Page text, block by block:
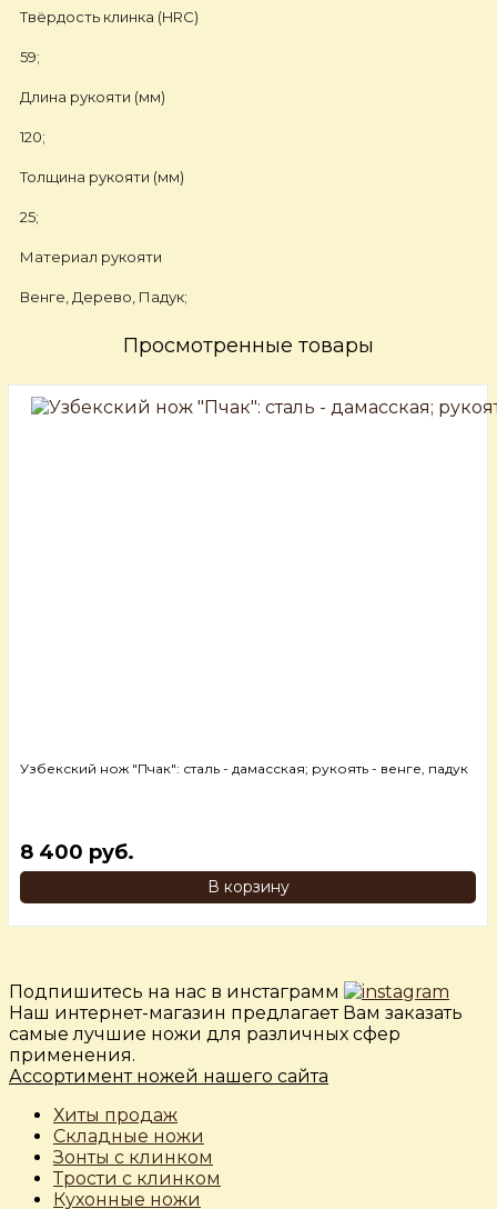
Твёрдость клинка (HRC)
59;
Длина рукояти (мм)
120;
Толщина рукояти (мм)
25;
Материал рукояти
Венге, Дерево, Падук;
Просмотренные товары
Узбекский нож "Пчак": сталь - дамасская; рукоять - венге, падук
8 400 руб.
В корзину
Подпишитесь на нас в инстаграмм
Наш интернет-магазин предлагает Вам заказать
самые лучшие ножи для различных сфер
применения.
Ассортимент ножей нашего сайта
Хиты продаж
Складные ножи
Зонты с клинком
Трости с клинком
Кухонные ножи